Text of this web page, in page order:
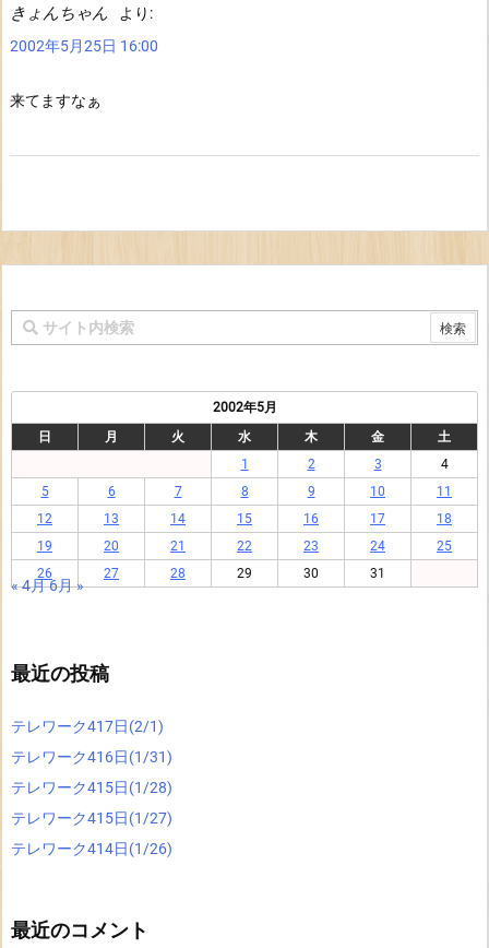
きょんちゃん
より:
2002年5月25日 16:00
来てますなぁ
2002年5月
日
月 火 水 木 金
土
1
2 3
4
5
6 7 8 9 10
11
12
13 14 15 16 17
18
19
20 21 22 23 24
25
26
27 28 29 30 31
« 4月6月 »
最近の投稿
テレワーク417日(2/1)
テレワーク416日(1/31)
テレワーク415日(1/28)
テレワーク415日(1/27)
テレワーク414日(1/26)
最近のコメント